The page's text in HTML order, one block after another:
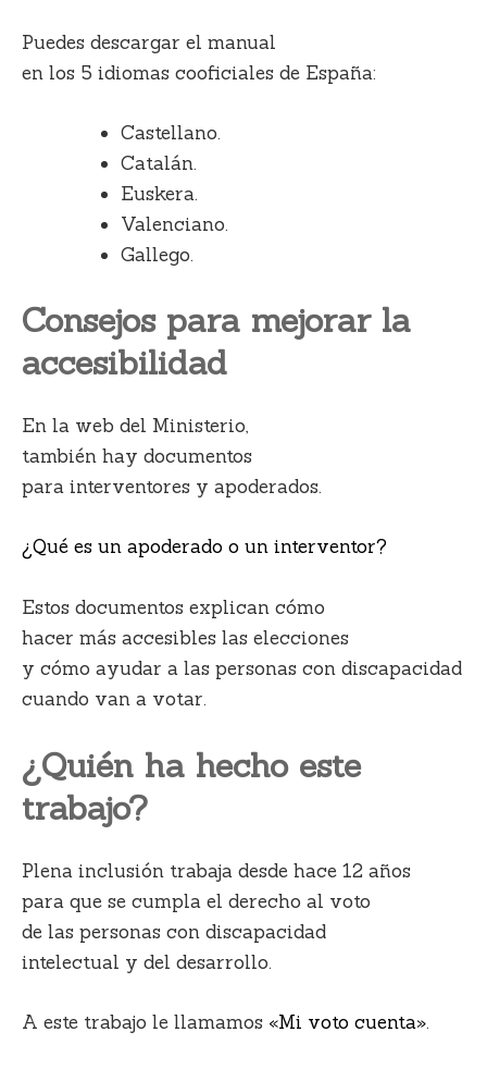
Puedes descargar el manual
en los 5 idiomas cooficiales de España:
Castellano.
Catalán.
Euskera.
Valenciano.
Gallego.
Consejos para mejorar la
accesibilidad
En la web del Ministerio,
también hay documentos
para interventores y apoderados.
¿Qué es un apoderado o un interventor?
Estos documentos explican cómo
hacer más accesibles las elecciones
y cómo ayudar a las personas con discapacidad
cuando van a votar.
¿Quién ha hecho este
trabajo?
Plena inclusión trabaja desde hace 12 años
para que se cumpla el derecho al voto
de las personas con discapacidad
intelectual y del desarrollo.
A este trabajo le llamamos «Mi voto cuenta».